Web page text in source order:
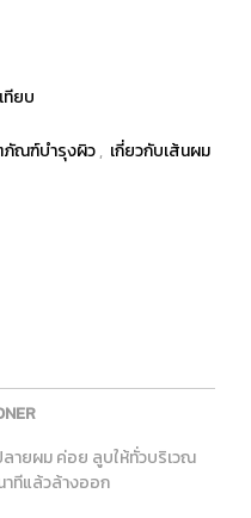
ทียบ
ณฑ์บำรุงผิว, เกี่ยวกับเส้นผม
ลายผม ค่อย ลูบให้ทั่วบริเวณ
าทีแล้วล้างออก